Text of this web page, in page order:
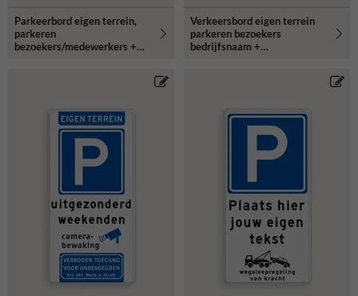
Parkeerbord eigen terrein,
parkeren
bezoekers/medewerkers +
Verkeersbord eigen terrein
parkeren bezoekers
bedrijfsnaam +